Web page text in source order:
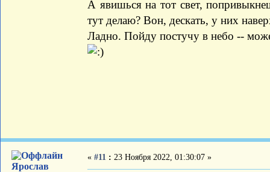
А явишься на тот свет,
тут делаю? Вон, дескать, у них
Ладно. Пойду постучу в небо --
Ярослав
« #11 : 23 Ноября 2022, 01:30:07 »